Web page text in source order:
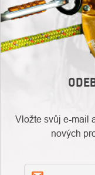
Vložte svůj e-mail
nových